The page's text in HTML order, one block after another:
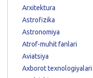
Arxitektura
Astrofizika
Astronomiya
Atrof-muhit fanlari
Aviatsiya
Axborot texnologiyalari